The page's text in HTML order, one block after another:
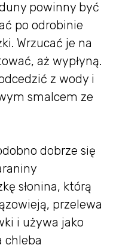
powinny być
po odrobinie
Wrzucać je na
aż wypłyną.
z wody i
smalcem ze
dobrze się
słonina, którą
przelewa
i używa jako
chleba